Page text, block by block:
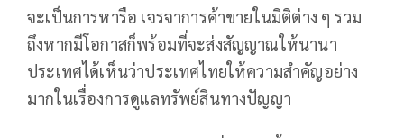
จะเป็นการหารือ เจรจาการค้าขายในมิติต่าง ๆ รวม
ถึงหากมีโอกาสก็พร้อมที่จะส่งสัญญาณให้นานา
ประเทศได้เห็นว่าประเทศไทยให้ความสำคัญอย่าง
มากในเรื่องการดูแลทรัพย์สินทางปัญญา